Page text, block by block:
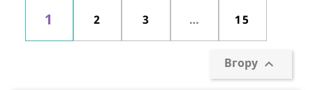
1 2 3 … 15
Вгору 